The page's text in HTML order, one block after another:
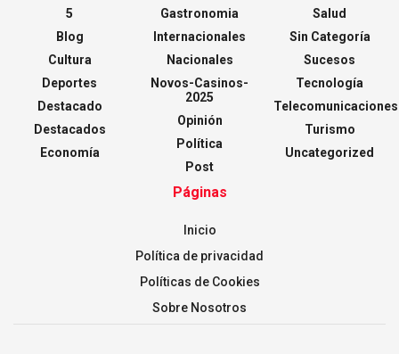
5
Blog
Cultura
Deportes
Destacado
Destacados
Economía
Gastronomia
Internacionales
Nacionales
Novos-Casinos-
2025
Opinión
Política
Post
Salud
Sin Categoría
Sucesos
Tecnología
Telecomunicaciones
Turismo
Uncategorized
Páginas
Inicio
Política de privacidad
Políticas de Cookies
Sobre Nosotros